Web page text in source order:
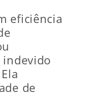
eficiência
de